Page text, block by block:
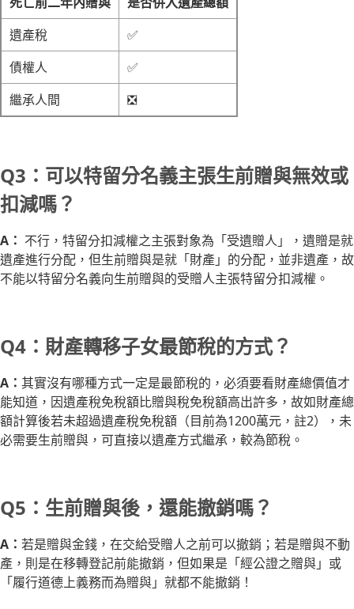
遺產稅
✅
債權人
✅
繼承人間
❎
Q3：可以特留分名義主張生前贈與無效或
扣減嗎？
A： 不行，特留分扣減權之主張對象為「受遺贈人」，遺贈是就
遺產進行分配，但生前贈與是就「財產」的分配，並非遺產，故
不能以特留分名義向生前贈與的受贈人主張特留分扣減權。
Q4：財產轉移子女最節稅的方式？
A： 其實沒有哪種方式一定是最節稅的，必須要看財產總價值才
能知道，因遺產稅免稅額比贈與稅免稅額高出許多，故如財產總
額計算後若未超過遺產稅免稅額（目前為1200萬元，註2），未
必需要生前贈與，可直接以遺產方式繼承，較為節稅。
Q5：生前贈與後，還能撤銷嗎？
A： 若是贈與金錢，在交給受贈人之前可以撤銷；若是贈與不動
產，則是在移轉登記前能撤銷，但如果是「經公證之贈與」或
「履行道德上義務而為贈與」就都不能撤銷！